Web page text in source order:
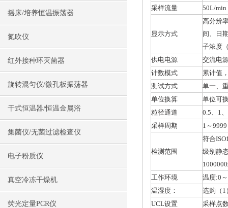
摇床/培养恒温振荡器
氮吹仪
红外接种环灭菌器
旋转混匀仪/微孔板振荡器
干式恒温器/恒温金属浴
集菌仪/无菌过滤检查仪
电子粉质仪
真空冷冻干燥机
荧光定量PCR仪
采样流量
50L/min
显示方式
高分辨
间、日
子浓度
供电电源
交流电
计数模式
累计值
测试方式
单一、
单位换算
单位可
粒径通道
0.5、1
采样周期
1～
检测范围
符合
级别静
工作环境
温度:0
温湿度：
选购（1
UCL设置
采样点